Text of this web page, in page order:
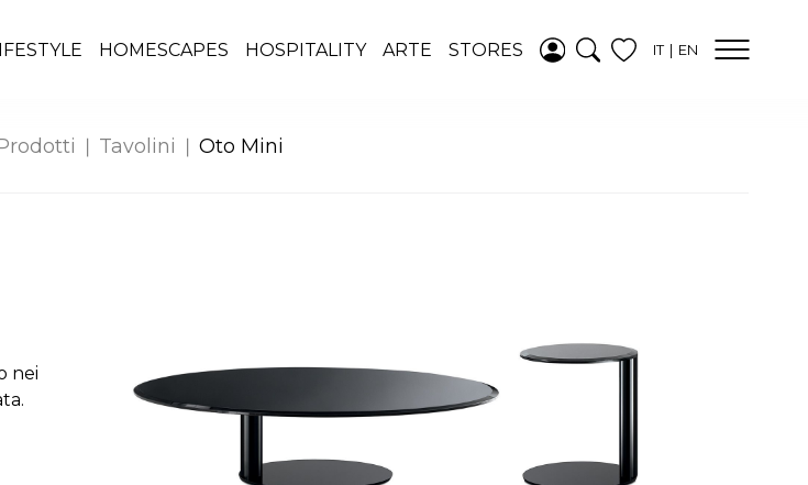
AGGIUNTO ALLA
WISHLIST
HOMESCAPES HOSPITALITY ARTE STORES IT EN
Tavolini Oto Mini
nei